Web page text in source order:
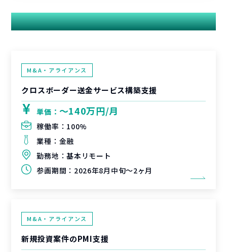
関連する案件
M&A・アライアンス
クロスボーダー送金サービス構築支援
単価： 〜140万円/月
稼働率： 100%
業種： 金融
勤務地：基本リモート
参画期間： 2026年8月中旬～2ヶ月
M&A・アライアンス
新規投資案件のPMI支援